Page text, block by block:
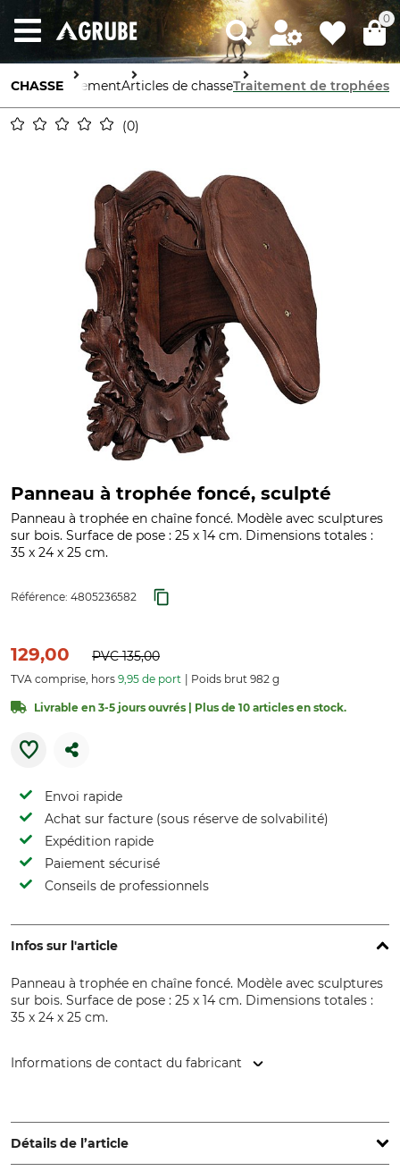
0
CHASSEÉquipementArticles de chasseTraitement de trophées
0
Panneau à trophée foncé, sculpté
Panneau à trophée en chaîne foncé. Modèle avec sculptures
sur bois. Surface de pose : 25 x 14 cm. Dimensions totales :
35 x 24 x 25 cm.
Référence: 4805236582
129,00 PVC135,00
TVA comprise, hors 9,95 de port Poids brut 982 g
Livrable en 3-5 jours ouvrés | Plus de 10 articles en stock.
Envoi rapide
Achat sur facture (sous réserve de solvabilité)
Expédition rapide
Paiement sécurisé
Conseils de professionnels
Infos sur l'article
Panneau à trophée en chaîne foncé. Modèle avec sculptures
sur bois. Surface de pose : 25 x 14 cm. Dimensions totales :
35 x 24 x 25 cm.
Informations de contact du fabricant
Burgwindheim, Germany, www.fritzmann.org
Détails de l’article